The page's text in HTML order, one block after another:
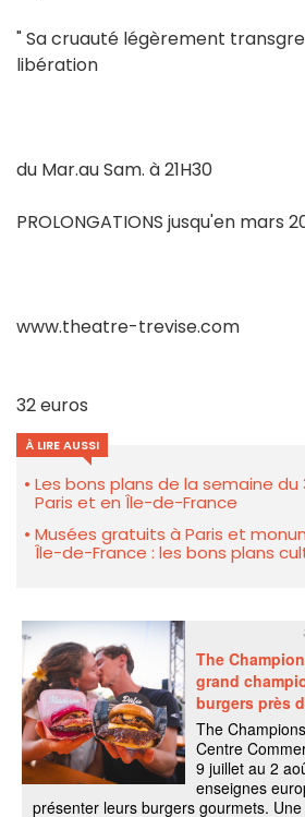
" Sa cruauté légèrement
libération
du Mar.au Sam. à 21H30
PROLONGATIONS jusqu'en mars
www.theatre-trevise.com
32 euros
À LIRE AUSSI
Les bons plans de la semaine du
Paris et en Île-de-France
Musées gratuits à Paris et
Île-de-France : les bons plans